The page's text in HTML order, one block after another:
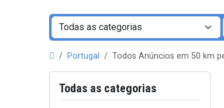
Portugal Todos Anúncios em 50 km
Todas as categorias